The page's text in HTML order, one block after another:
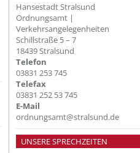
Hansestadt Stralsund
Ordnungsamt |
Verkehrsangelegenheiten
Schillstraße 5 – 7
18439 Stralsund
Telefon
03831 253 745
Telefax
03831 252 53 745
E-Mail
ordnungsamt@stralsund.de
UNSERE SPRECHZEITEN